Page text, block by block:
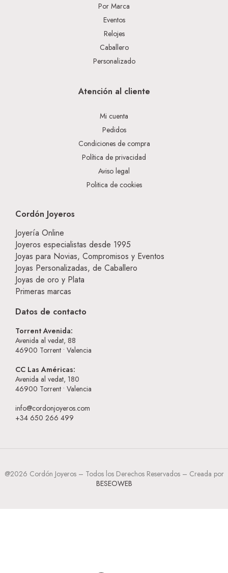
Por Marca
Eventos
Relojes
Caballero
Personalizado
Atención al cliente
Mi cuenta
Pedidos
Condiciones de compra
Política de privacidad
Aviso legal
Politica de cookies
Cordón Joyeros
Joyería Online
Joyeros especialistas desde 1995
Joyas para Novias, Compromisos y Eventos
Joyas Personalizadas, de Caballero
Joyas de oro y Plata
Primeras marcas
Datos de contacto
Torrent Avenida:
Avenida al vedat, 88
46900 Torrent • Valencia
CC Las Américas:
Avenida al vedat, 180
46900 Torrent • Valencia
info@cordonjoyeros.com
+34 650 266 499
@2026 Cordón Joyeros – Todos los Derechos Reservados – Creada por
BESEOWEB